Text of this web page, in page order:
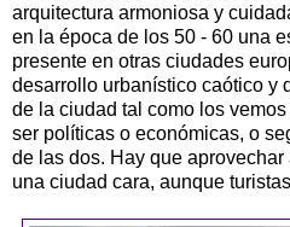
arquitectura armoniosa y
en la época de los 50 - 60 una
presente en otras ciudades
desarrollo urbanístico caótico y
de la ciudad tal como los
ser políticas o económicas, o
de las dos. Hay que
una ciudad cara, aunque